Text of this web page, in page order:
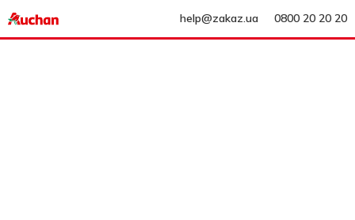
help@zakaz.ua 0800 20 20 20